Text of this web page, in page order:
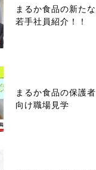
まるか食品の新たな
若手社員紹介！！
まるか食品の保護者
向け職場見学